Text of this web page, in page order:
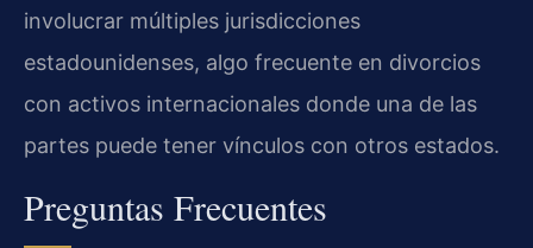
involucrar múltiples jurisdicciones
estadounidenses, algo frecuente en divorcios
con activos internacionales donde una de las
partes puede tener vínculos con otros estados.
Preguntas Frecuentes